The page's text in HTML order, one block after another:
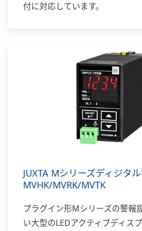
付に対応しています。
JUXTA Mシリーズディジタ
MVHK/MVRK/MVTK
プラグイン形Mシリーズの警報
い大型のLEDアクティブディス